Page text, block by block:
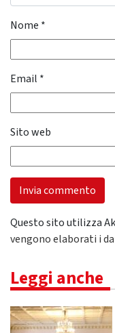
Nome *
Email *
Sito web
Questo sito utilizza
vengono elaborati i
Leggi anche